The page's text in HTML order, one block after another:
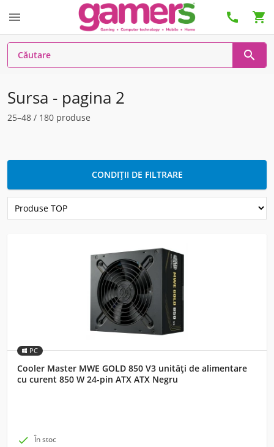
  

Sursa - pagina 2
25–48 / 180 produse
CONDIȚII DE FILTRARE
PC
Cooler Master MWE GOLD 850 V3 unități de alimentare
cu curent 850 W 24-pin ATX ATX Negru
 În stoc